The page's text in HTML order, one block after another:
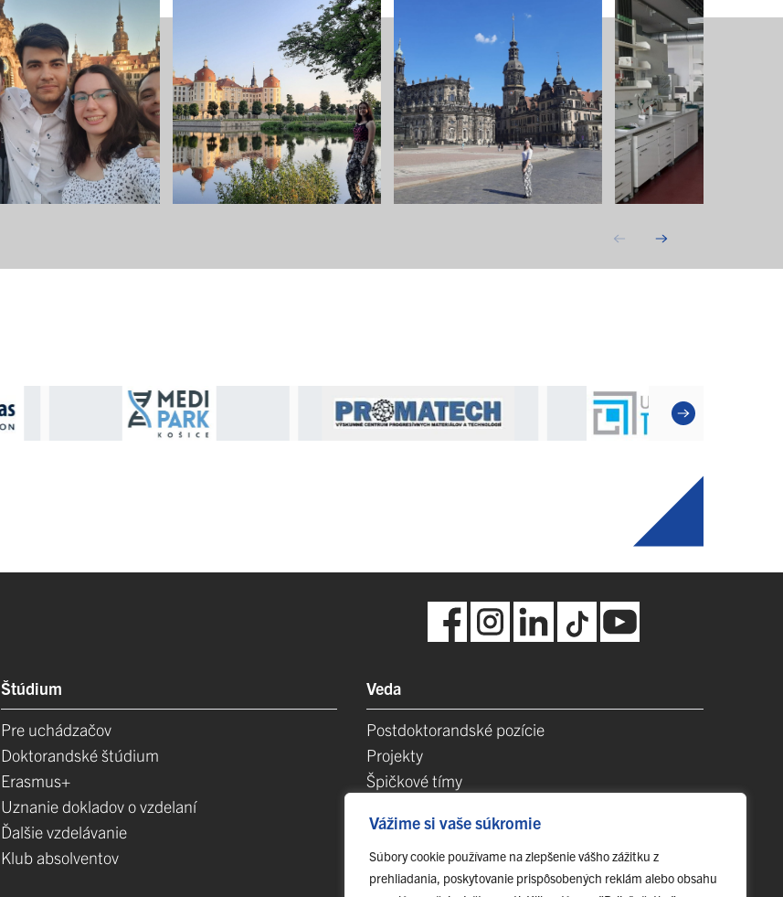
Vážime si vaše súkromie
Súbory cookie používame na zlepšenie vášho zážitku z
prehliadania, poskytovanie prispôsobených reklám alebo obsahu
Štúdium
Pre uchádzačov
Doktorandské štúdium
Erasmus+
Uznanie dokladov o vzdelaní
Ďalšie vzdelávanie
Klub absolventov
Veda
Postdoktorandské pozície
Projekty
Špičkové tímy
Vedecké parky
Evidencia publikačnej činnosti
Habilitačné a vymenúvacie konania